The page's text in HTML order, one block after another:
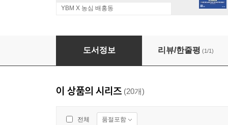
YBM X 농심 배홍동
에드거 앨런 포 단편집
도서정보 리뷰/한줄평 (1/1)
이 상품의 시리즈 (20개)
전체 품절포함